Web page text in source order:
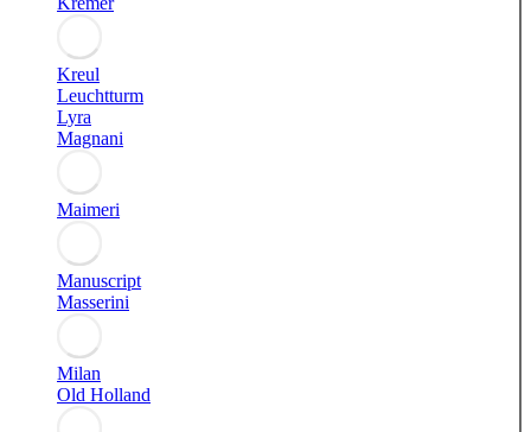
Kreul
Leuchtturm
Lyra
Magnani
Maimeri
Manuscript
Masserini
Milan
Old Holland